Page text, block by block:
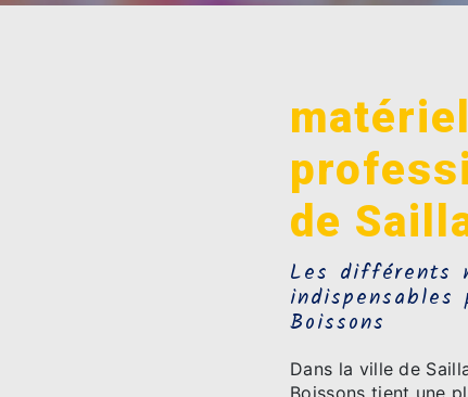
de
Les différents
Boissons
Dans la ville de